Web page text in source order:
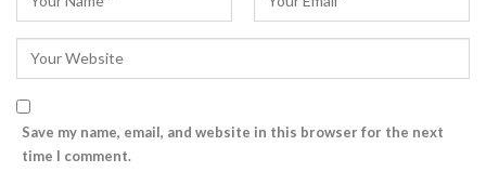
Save my name, email, and website in this browser for the next
time I comment.